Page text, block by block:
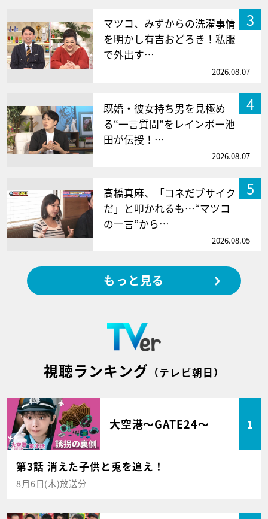
3
マツコ、みずからの洗濯事情
を明かし有吉おどろき！私服
で外出す…
2026.08.07
4
既婚・彼女持ち男を見極め
る“一言質問”をレインボー池
田が伝授！…
2026.08.07
5
高橋真麻、「コネだブサイク
だ」と叩かれるも…“マツコ
の一言”から…
2026.08.05
もっと見る
視聴ランキング （テレビ朝日）
大空港～GATE24～ 1
第3話 消えた子供と兎を追え！
8月6日(木)放送分